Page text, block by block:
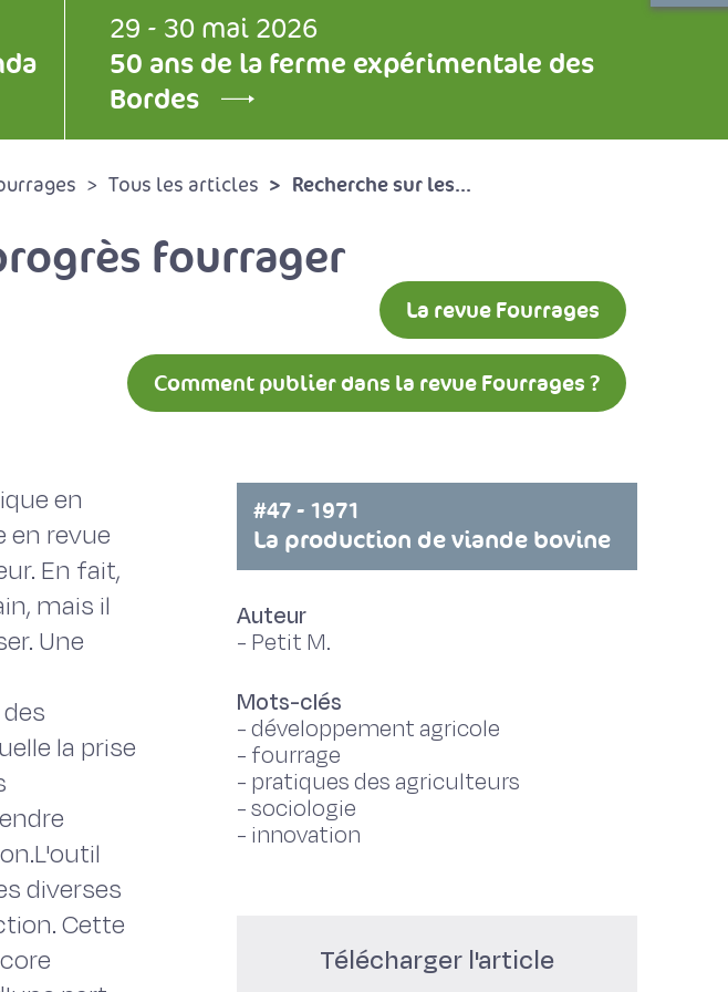
29 - 30 mai 2026
50 ans de la ferme expérimentale des
Bordes
Tous les articles Recherche sur les...
fourrager
La revue Fourrages
Comment publier dans la revue Fourrages ?
en
en revue
En fait,
mais il
Une
la prise
diverses
Cette
#47 - 1971
La production de viande bovine
Auteur
- Petit M.
Mots-clés
-développement agricole
- fourrage
- pratiques des agriculteurs
-sociologie
- innovation
Télécharger l'article